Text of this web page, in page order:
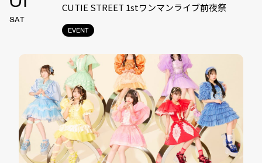
SAT
EVENT
CUTIE STREET 1stワンマンライブ前夜祭